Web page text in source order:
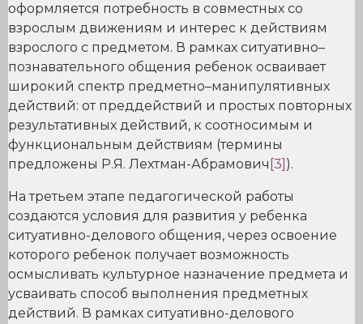
оформляется потребность в совместных со
взрослым движениям и интерес к действиям
взрослого с предметом. В рамках ситуативно–
познавательного общения ребенок осваивает
широкий спектр предметно–манипулятивных
действий: от преддействий и простых повторных
результативных действий, к соотносимым и
функциональным действиям (термины
предложены Р.Я. Лехтман-Абрамович [3] ).
На третьем этапе педагогической работы
создаются условия для развития у ребенка
ситуативно-делового общения, через освоение
которого ребенок получает возможность
осмысливать культурное назначение предмета и
усваивать способ выполнения предметных
действий. В рамках ситуативно-делового